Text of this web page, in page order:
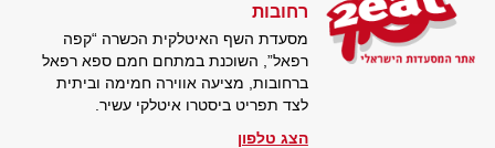
רחובות
מסעדת השף האיטלקית הכשרה “קפה
רפאל”, השוכנת במתחם חמם ספא רפאל
ברחובות, מציעה אווירה חמימה וביתית
לצד תפריט ביסטרו איטלקי עשיר.
הצג טלפון